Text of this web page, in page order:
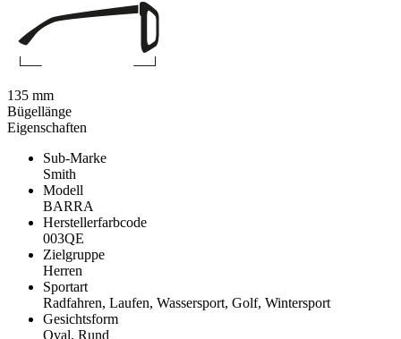
Eigenschaften
Sub-Marke
Smith
Modell
BARRA
Herstellerfarbcode
003QE
Zielgruppe
Herren
Sportart
Radfahren, Laufen, Wassersport, Golf, Wintersport
Gesichtsform
Oval, Rund
135 mm
Bügellänge